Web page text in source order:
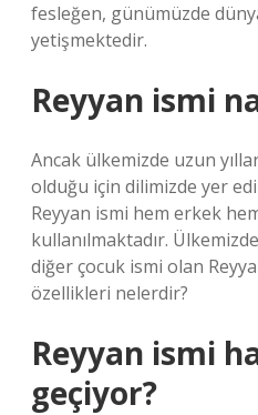
fesleğen, günümüzde
yetişmektedir.
Reyyan ismi
Ancak ülkemizde uzun
olduğu için dilimizde yer
Reyyan ismi hem erkek
kullanılmaktadır.
diğer çocuk ismi olan
özellikleri nelerdir?
Reyyan ismi
geçiyor?